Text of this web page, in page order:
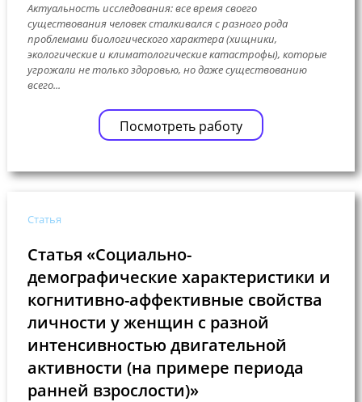
Актуальность исследования: все время своего
существования человек сталкивался с разного рода
проблемами биологического характера (хищники,
экологические и климатологические катастрофы), которые
угрожали не только здоровью, но даже существованию
всего...
Посмотреть работу
Статья
Статья «Социально-
демографические характеристики и
когнитивно-аффективные свойства
личности у женщин с разной
интенсивностью двигательной
активности (на примере периода
ранней взрослости)»